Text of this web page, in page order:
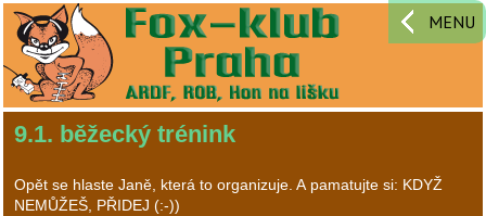
MENU
9.1. běžecký trénink
Opět se hlaste Janě, která to organizuje. A pamatujte si: KDYŽ
NEMŮŽEŠ, PŘIDEJ (:-))